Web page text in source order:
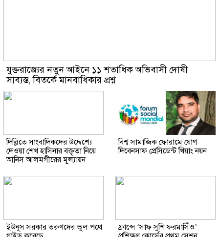
যুক্তরাজ্যের নতুন আইনে ১১ শতাধিক অভিবাসী দোষী
সাব্যস্ত, বিতর্কে মানবাধিকার প্রশ্ন
দিল্লিতে সাংবাদিকদের উদ্দেশ্যে
দেওয়া শেখ হাসিনার বক্তৃতা নিয়ে
আনিস আলমগীরের মূল্যায়ন
বিশ্ব সামাজিক ফোরামে যোগ
দিবেনসাফ প্রেসিডেন্ট খিয়াং নয়ন
ইউনূস সরকার তরুণদের ভুল পথে
ফ্রান্সে ‘সাফ সুশি ফরমাসিঁও’